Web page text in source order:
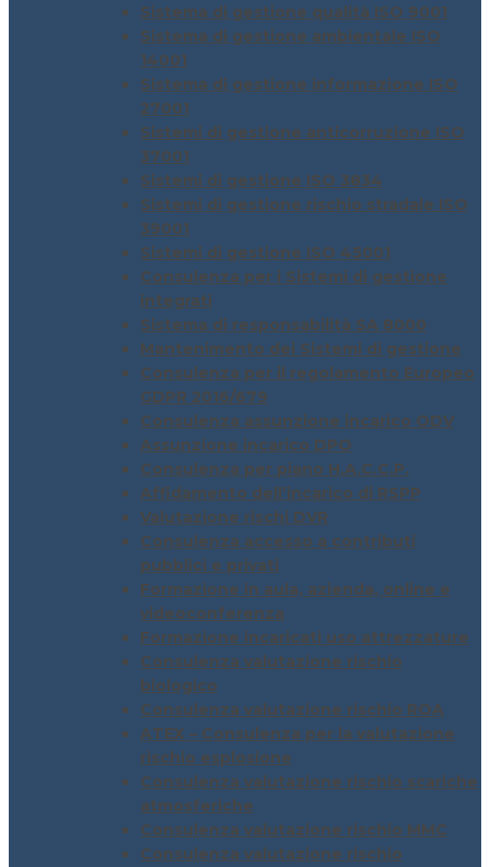
Sistema di gestione qualità ISO 9001
Sistema di gestione ambientale ISO
14001
Sistema di gestione informazione ISO
27001
Sistemi di gestione anticorruzione ISO
37001
Sistemi di gestione ISO 3834
Sistemi di gestione rischio stradale ISO
39001
Sistemi di gestione ISO 45001
Consulenza per i Sistemi di gestione
integrati
Sistema di responsabilità SA 8000
Mantenimento dei Sistemi di gestione
Consulenza per il regolamento Europeo
GDPR 2016/679
Consulenza assunzione incarico ODV
Assunzione incarico DPO
Consulenza per piano H.A.C.C.P.
Affidamento dell’incarico di RSPP
Valutazione rischi DVR
Consulenza accesso a contributi
pubblici e privati
Formazione in aula, azienda, online e
videoconferenza
Formazione incaricati uso attrezzature
Consulenza valutazione rischio
biologico
Consulenza valutazione rischio ROA
ATEX – Consulenza per la valutazione
rischio esplosione
Consulenza valutazione rischio scariche
atmosferiche
Consulenza valutazione rischio MMC
Consulenza valutazione rischio